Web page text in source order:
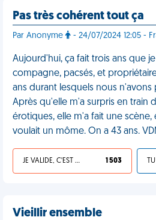
Pas très cohérent tout ça
Par Anonyme - 24/07/2024 12:05 -
Aujourd'hui, ça fait trois ans que
compagne, pacsés, et
ans durant lesquels nous
Après qu'elle m'a surpris en train
érotiques, elle m'a fait une
voulait un môme. On a 43 ans.
JE VALIDE, C'EST UNE VDM 1 503
Vieillir ensemble